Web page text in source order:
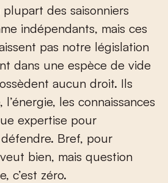
des saisonniers
indépendants, mais ces
pas notre législation
dans une espèce de vide
aucun droit. Ils
l’énergie, les connaissances
expertise pour
défendre. Bref, pour
bien, mais question
c’est zéro.